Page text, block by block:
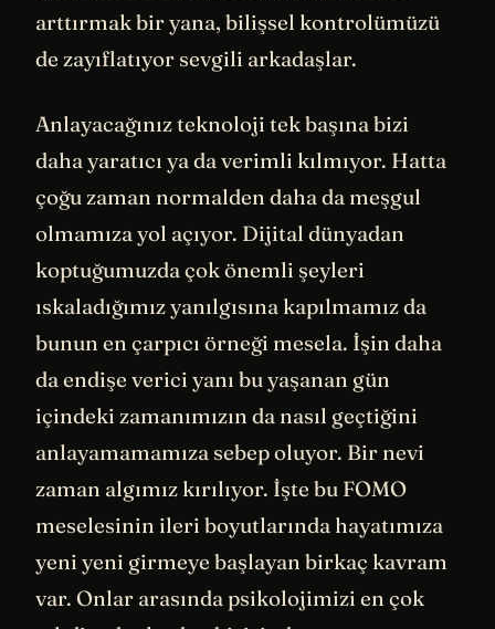
arttırmak bir yana, bilişsel kontrolümüzü
de zayıflatıyor sevgili arkadaşlar.
Anlayacağınız teknoloji tek başına bizi
daha yaratıcı ya da verimli kılmıyor. Hatta
çoğu zaman normalden daha da meşgul
olmamıza yol açıyor. Dijital dünyadan
koptuğumuzda çok önemli şeyleri
ıskaladığımız yanılgısına kapılmamız da
bunun en çarpıcı örneği mesela. İşin daha
da endişe verici yanı bu yaşanan gün
içindeki zamanımızın da nasıl geçtiğini
anlayamamamıza sebep oluyor. Bir nevi
zaman algımız kırılıyor. İşte bu FOMO
meselesinin ileri boyutlarında hayatımıza
yeni yeni girmeye başlayan birkaç kavram
var. Onlar arasında psikolojimizi en çok